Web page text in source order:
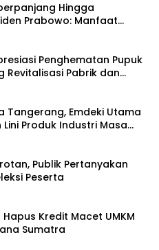
Hingga
Prabowo: Manfaat
Penghematan Pupuk
Revitalisasi Pabrik dan
Tangerang, Emdeki Utama
Produk Industri Masa
Publik Pertanyakan
Peserta
Kredit Macet UMKM
Sumatra